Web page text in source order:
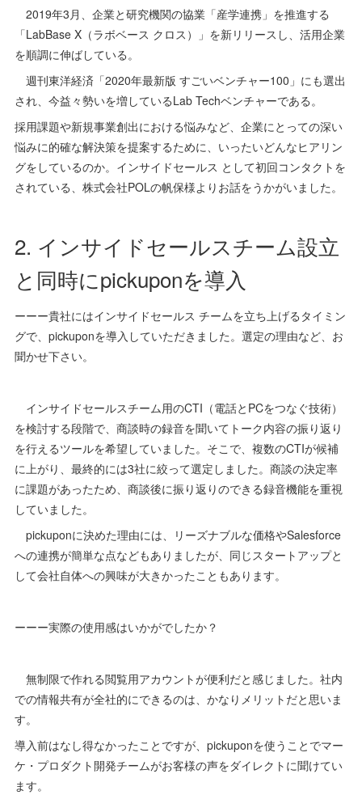
2019年3月、企業と研究機関の協業「産学連携」を推進する
「LabBase X（ラボベース クロス）」を新リリースし、活用企業
を順調に伸ばしている。
週刊東洋経済「2020年最新版 すごいベンチャー100」にも選出
され、今益々勢いを増しているLab Techベンチャーである。
採用課題や新規事業創出における悩みなど、企業にとっての深い
悩みに的確な解決策を提案するために、いったいどんなヒアリン
グをしているのか。インサイドセールス として初回コンタクトを
されている、株式会社POLの帆保様よりお話をうかがいました。
2. インサイドセールスチーム設立
と同時にpickuponを導入
ーーー貴社にはインサイドセールス チームを立ち上げるタイミン
グで、pickuponを導入していただきました。選定の理由など、お
聞かせ下さい。
インサイドセールスチーム用のCTI（電話とPCをつなぐ技術）
を検討する段階で、商談時の録音を聞いてトーク内容の振り返り
を行えるツールを希望していました。そこで、複数のCTIが候補
に上がり、最終的には3社に絞って選定しました。商談の決定率
に課題があったため、商談後に振り返りのできる録音機能を重視
していました。
pickuponに決めた理由には、リーズナブルな価格やSalesforce
への連携が簡単な点などもありましたが、同じスタートアップと
して会社自体への興味が大きかったこともあります。
ーーー実際の使用感はいかがでしたか？
無制限で作れる閲覧用アカウントが便利だと感じました。社内
での情報共有が全社的にできるのは、かなりメリットだと思いま
す。
導入前はなし得なかったことですが、pickuponを使うことでマー
ケ・プロダクト開発チームがお客様の声をダイレクトに聞けてい
ます。